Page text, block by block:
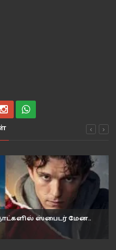
ஸ்பைடர் மேன..